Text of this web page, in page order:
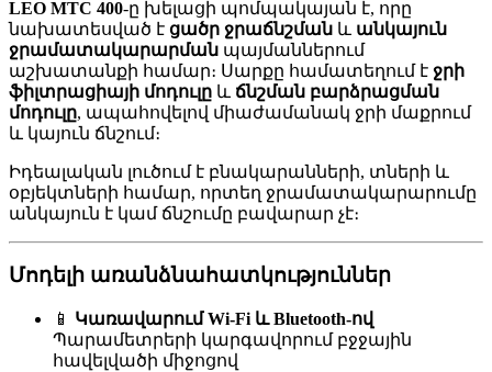
LEO MTC 400-ը խելացի պոմպակայան է, որը
նախատեսված է ցածր ջրաճնշման և անկայուն
ջրամատակարարման պայմաններում
աշխատանքի համար։ Սարքը համատեղում է ջրի
ֆիլտրացիայի մոդուլը և ճնշման բարձրացման
մոդուլը, ապահովելով միաժամանակ ջրի մաքրում
և կայուն ճնշում։
Իդեալական լուծում է բնակարանների, տների և
օբյեկտների համար, որտեղ ջրամատակարարումը
անկայուն է կամ ճնշումը բավարար չէ։
Մոդելի առանձնահատկություններ
📱 Կառավարում Wi-Fi և Bluetooth-ով
Պարամետրերի կարգավորում բջջային
հավելվածի միջոցով